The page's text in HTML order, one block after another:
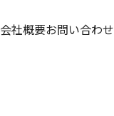
会社概要お問い合わせ